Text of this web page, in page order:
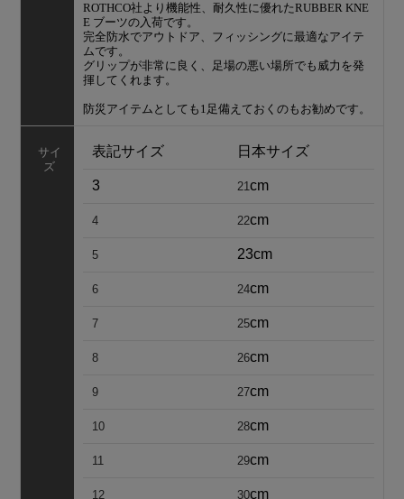
ROTHCO社より機能性、耐久性に優れたRUBBER KNE
E ブーツの入荷です。
完全防水でアウトドア、フィッシングに最適なアイテ
ムです。
グリップが非常に良く、足場の悪い場所でも威力を発
揮してくれます。
防災アイテムとしても1足備えておくのもお勧めです。
サイ
ズ
表記サイズ 日本サイズ
3 21cm
4 22cm
5 23cm
6 24cm
7 25cm
8 26cm
9 27cm
10 28cm
11 29cm
12 30cm